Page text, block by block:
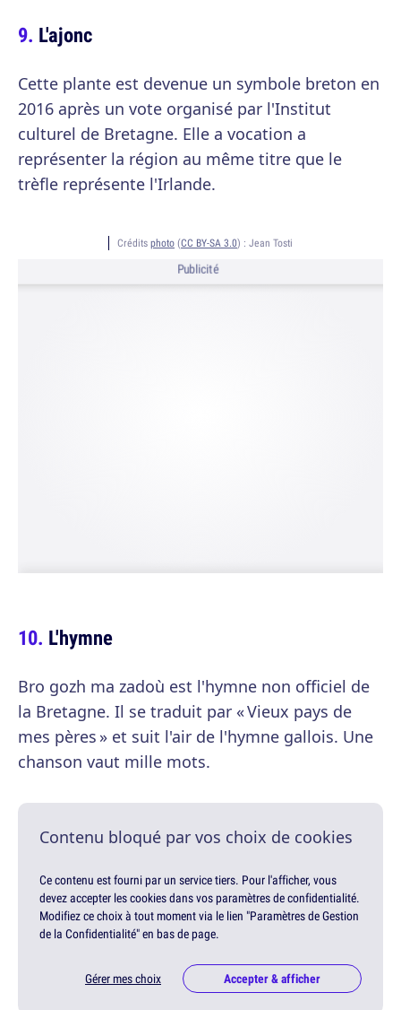
L'ajonc
Cette plante est devenue un symbole breton en
2016 après un vote organisé par l'Institut
culturel de Bretagne. Elle a vocation a
représenter la région au même titre que le
trèfle représente l'Irlande.
Crédits photo (CC BY-SA 3.0) : Jean Tosti
Publicité
L'hymne
Bro gozh ma zadoù est l'hymne non officiel de
la Bretagne. Il se traduit par « Vieux pays de
mes pères » et suit l'air de l'hymne gallois. Une
chanson vaut mille mots.
Contenu bloqué par vos choix de cookies
Ce contenu est fourni par un service tiers. Pour l'afficher, vous
devez accepter les cookies dans vos paramètres de confidentialité.
Modifiez ce choix à tout moment via le lien "Paramètres de Gestion
de la Confidentialité" en bas de page.
Gérer mes choix Accepter & afficher